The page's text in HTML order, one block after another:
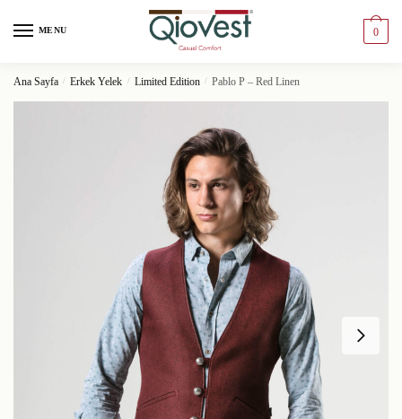
MENU 0
Ana Sayfa / Erkek Yelek / Limited Edition / Pablo P – Red Linen